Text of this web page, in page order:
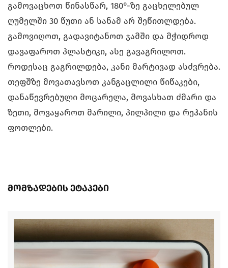
გამოვაცხოთ წინასწარ, 180°-ზე გაცხელებულ
ღუმელში 30 წუთი ან სანამ არ შეწითლდება.
გამოვიღოთ, გადავიტანოთ ჯამში და მჭიდროდ
დავაფაროთ პლასტიკი, ასე გავაგრილოთ.
როდესაც გაგრილდება, კანი მარტივად ასძვრება.
თეფშზე მოვათავსოთ კანგაცლილი წიწაკები,
დანაწევრებული მოცარელა, მოვასხათ ძმარი და
ზეთი, მოვაყაროთ მარილი, პილპილი და რეჰანის
ფოთლები.
მომზადების ეტაპები